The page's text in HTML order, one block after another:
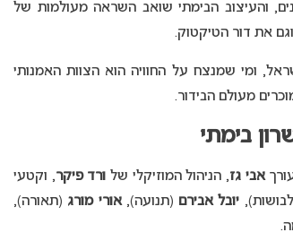
והעיצוב הבימתי שואב השראה מעולמות של
את דור הטיקטוק.
ומי שמנצח על החוויה הוא הצוות האמנותי
מעולם הבידור.
בימתי
אבי גז, הניהול המוזיקלי של ורד פיקר, וקטעי
יובל אבירם (תנועה),אורי מורג (תאורה),